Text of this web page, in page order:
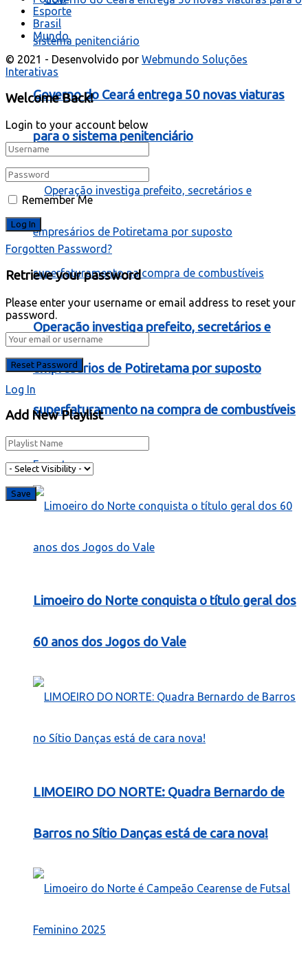
Governo do Ceará entrega 50 novas viaturas
para o sistema penitenciário
Operação investiga prefeito, secretários e
empresários de Potiretama por suposto
superfaturamento na compra de combustíveis
Esporte
Limoeiro do Norte conquista o título geral dos
60 anos dos Jogos do Vale
LIMOEIRO DO NORTE: Quadra Bernardo de
Barros no Sítio Danças está de cara nova!
Esporte
Brasil
Mundo
© 2021 - Desenvolvido por Webmundo Soluções
Interativas
Welcome Back!
Login to your account below
Remember Me
Forgotten Password?
Retrieve your password
Please enter your username or email address to reset your
password.
Log In
Add New Playlist